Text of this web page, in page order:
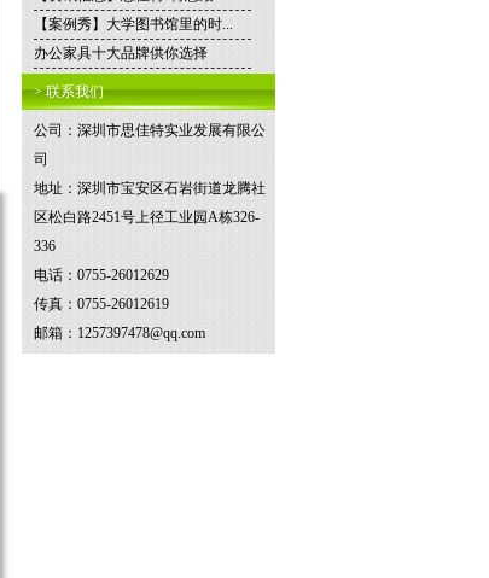
【案例秀】大学图书馆里的时...
办公家具十大品牌供你选择
> 联系我们
公司：深圳市思佳特实业发展有限公
司
地址：深圳市宝安区石岩街道龙腾社
区松白路2451号上径工业园A栋326-
336
电话：0755-26012629
传真：0755-26012619
邮箱：1257397478@qq.com